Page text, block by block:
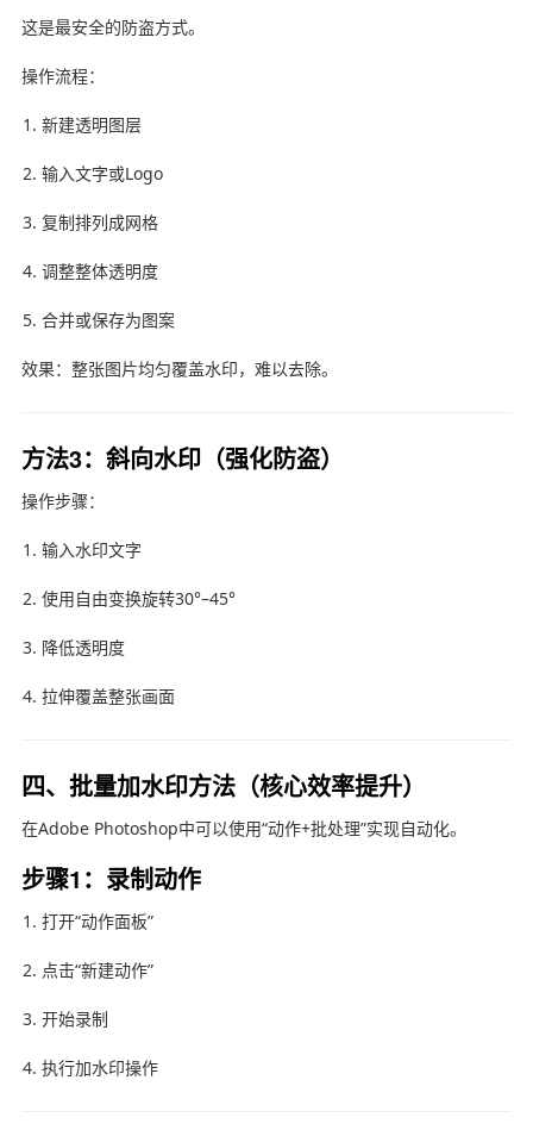
这是最安全的防盗方式。
操作流程：
新建透明图层
输入文字或Logo
复制排列成网格
调整整体透明度
合并或保存为图案
效果：整张图片均匀覆盖水印，难以去除。
方法3：斜向水印（强化防盗）
操作步骤：
输入水印文字
使用自由变换旋转30°–45°
降低透明度
拉伸覆盖整张画面
四、批量加水印方法（核心效率提升）
在Adobe Photoshop中可以使用“动作+批处理”实现自动化。
步骤1：录制动作
打开“动作面板”
点击“新建动作”
开始录制
执行加水印操作